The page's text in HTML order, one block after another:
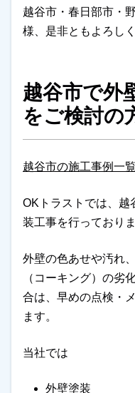
越谷市・春日部市・
様、是非ともよろし
越谷市で外
をご検討の
越谷市の施工事例一
OKトラストでは、越
装工事を行っておりま
外壁の色あせや汚れ
（コーキング）の劣
合は、早めの点検・
ます。
当社では
外壁塗装